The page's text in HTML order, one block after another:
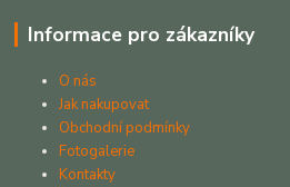
Informace pro zákazníky
O nás
Jak nakupovat
Obchodní podmínky
Fotogalerie
Kontakty